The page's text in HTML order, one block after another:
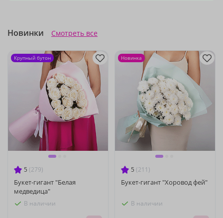
Новинки Смотреть все
5 (279)
Букет-гигант "Белая
медведица"
В наличии
Крупный бутон
5 (211)
Букет-гигант "Хоровод фей"
В наличии
Новинка